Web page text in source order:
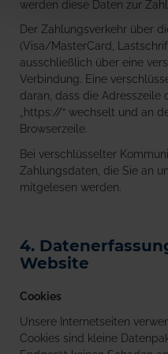
werden diese Daten zur
Der Zahlungsverkehr über
(Visa/MasterCard,
ausschließlich über eine
Verbindung. Eine
daran, dass die Adresszeile
„https://“ wechselt und an
Browserzeile.
Bei verschlüsselter
Zahlungsdaten, die Sie an
mitgelesen werden.
4.
Website
Cookies
Unsere Internetseiten
Cookies sind kleine